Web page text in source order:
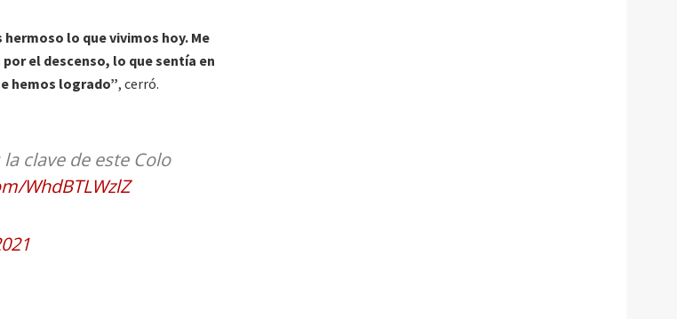
hermoso lo que vivimos hoy. Me
el descenso, lo que sentía en
hemos logrado”, cerró.
clave de este Colo
WhdBTLWzlZ